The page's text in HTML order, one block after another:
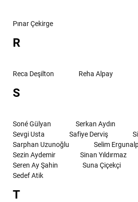
Pınar Çekirge
R
Reca Deşilton Reha Alpay
S
Soné Gülyan Serkan Aydın
Sevgi Usta
Safiye Derviş
Sarphan Uzunoğlu
Selim
Sezin Aydemir
Sinan Yıldırmaz
Seren Ay Şahin
Suna Çiçekçi
Sedef Atik
T